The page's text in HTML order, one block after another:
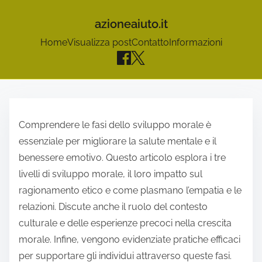
azioneaiuto.it
HomeVisualizza postContattoInformazioni
Comprendere le fasi dello sviluppo morale è
essenziale per migliorare la salute mentale e il
benessere emotivo. Questo articolo esplora i tre
livelli di sviluppo morale, il loro impatto sul
ragionamento etico e come plasmano l’empatia e le
relazioni. Discute anche il ruolo del contesto
culturale e delle esperienze precoci nella crescita
morale. Infine, vengono evidenziate pratiche efficaci
per supportare gli individui attraverso queste fasi.